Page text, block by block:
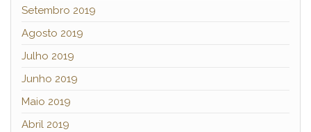
Setembro 2019
Agosto 2019
Julho 2019
Junho 2019
Maio 2019
Abril 2019